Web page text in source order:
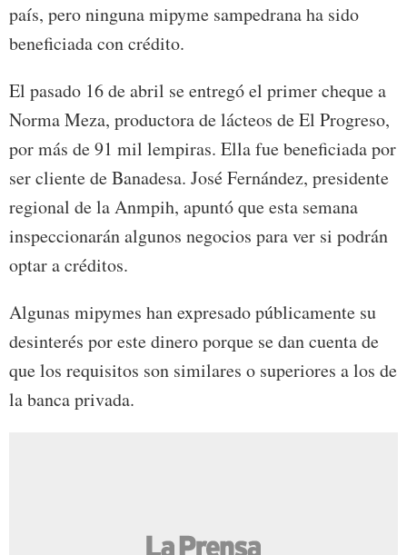
país, pero ninguna mipyme sampedrana ha sido
beneficiada con crédito.
El pasado 16 de abril se entregó el primer cheque a
Norma Meza, productora de lácteos de El Progreso,
por más de 91 mil lempiras. Ella fue beneficiada por
ser cliente de Banadesa. José Fernández, presidente
regional de la Anmpih, apuntó que esta semana
inspeccionarán algunos negocios para ver si podrán
optar a créditos.
Algunas mipymes han expresado públicamente su
desinterés por este dinero porque se dan cuenta de
que los requisitos son similares o superiores a los de
la banca privada.